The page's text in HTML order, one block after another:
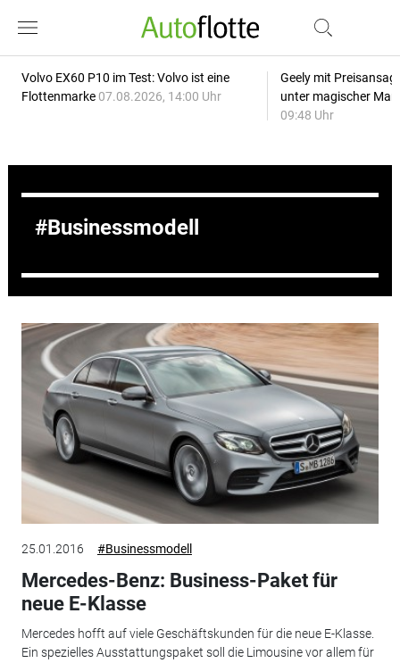
Volvo EX60 P10 im Test: Volvo ist eine
Flottenmarke 07.08.2026, 14:00 Uhr
Geely mit
unter magischer
09:48 Uhr
Businessmodell
25.01.2016 #Businessmodell
Mercedes-Benz: Business-Paket für
neue E-Klasse
Mercedes hofft auf viele Geschäftskunden für die neue E-Klasse.
Ein spezielles Ausstattungspaket soll die Limousine vor allem für